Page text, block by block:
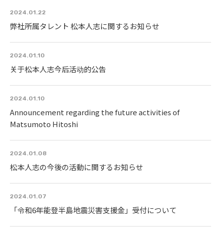
2024.01.22
弊社所属タレント 松本人志に関するお知らせ
2024.01.10
关于松本人志今后活动的公告
2024.01.10
Announcement regarding the future activities of
Matsumoto Hitoshi
2024.01.08
松本人志の今後の活動に関するお知らせ
2024.01.07
「令和6年能登半島地震災害支援金」受付について